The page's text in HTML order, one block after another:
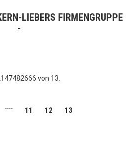
LIEBERS FIRMENGRUPPE
von 13.
.... 11 12 13